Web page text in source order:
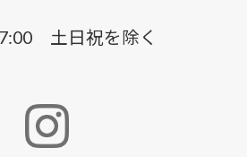
土日祝を除く